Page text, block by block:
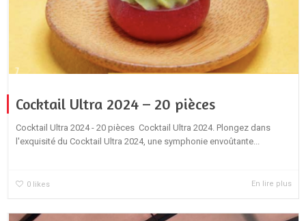
Cocktail Ultra 2024 – 20 pièces
Cocktail Ultra 2024 - 20 pièces Cocktail Ultra 2024. Plongez dans
l'exquisité du Cocktail Ultra 2024, une symphonie envoûtante...
0 likes En lire plus